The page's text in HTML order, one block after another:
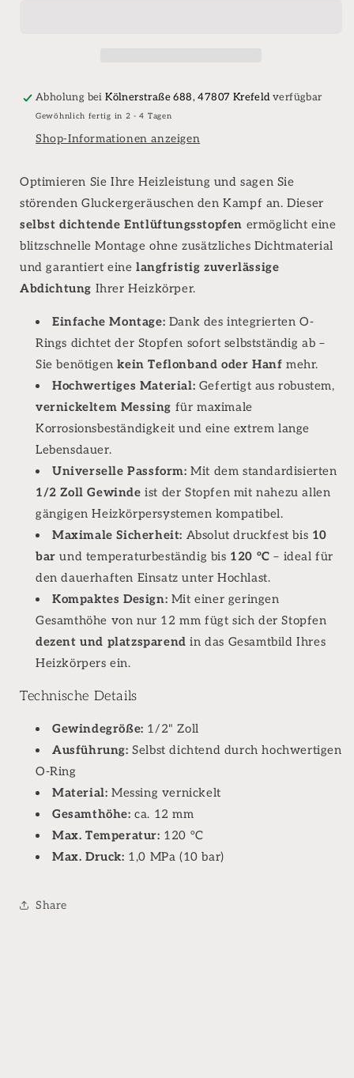
Zoll
Zoll
Abholung beiKölnerstraße 688, 47807 Krefeldverfügbar
Gewöhnlich fertig in 2 - 4 Tagen
Shop-Informationen anzeigen
Optimieren Sie Ihre Heizleistung und sagen Sie
störenden Gluckergeräuschen den Kampf an. Dieser
selbst dichtende Entlüftungsstopfen ermöglicht eine
blitzschnelle Montage ohne zusätzliches Dichtmaterial
und garantiert eine langfristig zuverlässige
Abdichtung Ihrer Heizkörper.
Einfache Montage: Dank des integrierten O-
Rings dichtet der Stopfen sofort selbstständig ab –
Sie benötigenkein Teflonband oder Hanf mehr.
Hochwertiges Material: Gefertigt aus robustem,
vernickeltem Messing für maximale
Korrosionsbeständigkeit und eine extrem lange
Lebensdauer.
Universelle Passform: Mit dem standardisierten
1/2 Zoll Gewinde ist der Stopfen mit nahezu allen
gängigen Heizkörpersystemen kompatibel.
Maximale Sicherheit: Absolut druckfest bis 10
bar und temperaturbeständig bis 120 °C – ideal für
den dauerhaften Einsatz unter Hochlast.
Kompaktes Design: Mit einer geringen
Gesamthöhe von nur 12 mm fügt sich der Stopfen
dezent und platzsparend in das Gesamtbild Ihres
Heizkörpers ein.
Technische Details
Gewindegröße: 1/2" Zoll
Ausführung: Selbst dichtend durch hochwertigen
O-Ring
Material: Messing vernickelt
Gesamthöhe: ca. 12 mm
Max. Temperatur: 120 °C
Max. Druck: 1,0 MPa (10 bar)
Share